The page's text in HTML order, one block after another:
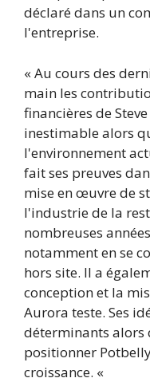
déclaré dans un
l'entreprise.
« Au cours des
main les
financières de
inestimable alors
l'environnement
fait ses preuves
mise en œuvre de
l'industrie de la
nombreuses
notamment en se
hors site. Il a
conception et la
Aurora teste. Ses
déterminants alors
positionner
croissance. «